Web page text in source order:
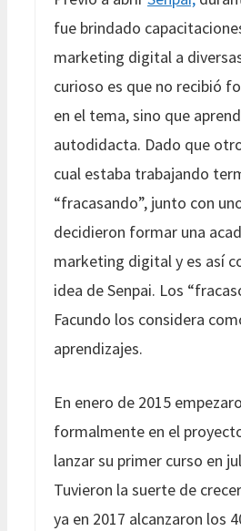
fue brindado
marketing digital a
curioso es que no recibió
en el tema, sino que
autodidacta. Dado que
cual estaba trabajando
“fracasando”, junto con
decidieron formar una
marketing digital y es así
idea de Senpai. Los
Facundo los considera
aprendizajes.
En enero de 2015
formalmente en el
lanzar su primer curso en
Tuvieron la suerte de
ya en 2017 alcanzaron los